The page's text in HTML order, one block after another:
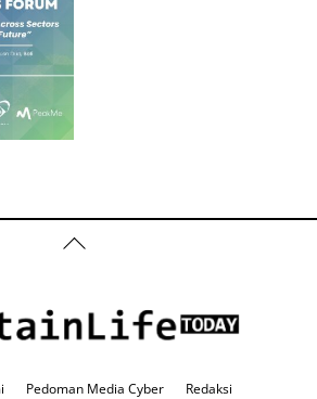
Back
To
Pedoman Media Cyber Redaksi